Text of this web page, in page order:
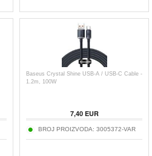
Baseus Crystal Shine USB-A / USB-C Cable -
1.2m, 100W
7,40EUR
BROJ PROIZVODA: 3005372-VAR